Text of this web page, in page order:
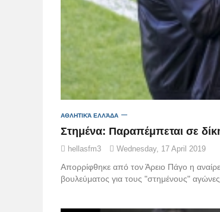
ΑΘΛΗΤΙΚΆ ΕΛΛΆΔΑ
Στημένα: Παραπέμπεται σε
hellasfm3 Wednesday, 17 April 2019
Απορρίφθηκε από τον Άρειο Πάγο η
βουλεύματος για τους "στημένους"